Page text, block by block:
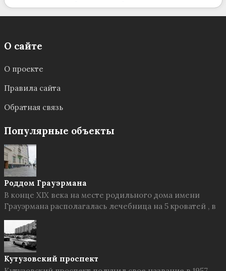
О сайте
О проекте
Правила сайта
Обратная связь
Популярные объекты
Роддом Грауэрмана
В конце XIX века на месте родильного дома имени
Грауэрмана располагалась лечебница на 5 кроватей , в
Кутузовский проспект